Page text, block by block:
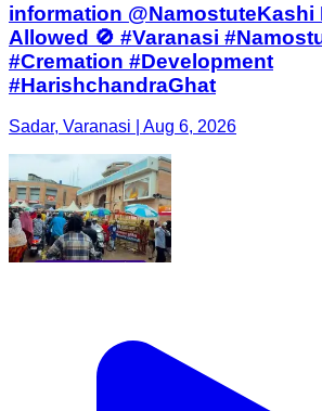
information @NamostuteKashi
Allowed 🚫 #Varanasi
#Cremation #Development
#HarishchandraGhat
Sadar, Varanasi | Aug 6, 2026